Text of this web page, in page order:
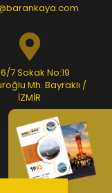
7 Sokak No:19
Mh. Bayraklı /
İZMİR